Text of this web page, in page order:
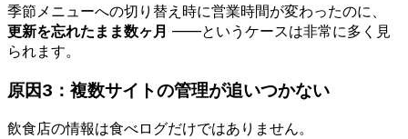
季節メニューへの切り替え時に営業時間が変わったのに、
更新を忘れたまま数ヶ月 ——というケースは非常に多く見
られます。
原因3：複数サイトの管理が追いつかない
飲食店の情報は食べログだけではありません。